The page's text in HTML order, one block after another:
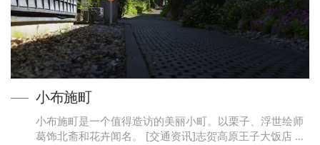
小布施町
小布施町是一个值得造访的美丽小町。以栗子、浮世绘师
葛饰北斋和花卉闻名。 [交通资讯]志贺高原王子大饭店 …